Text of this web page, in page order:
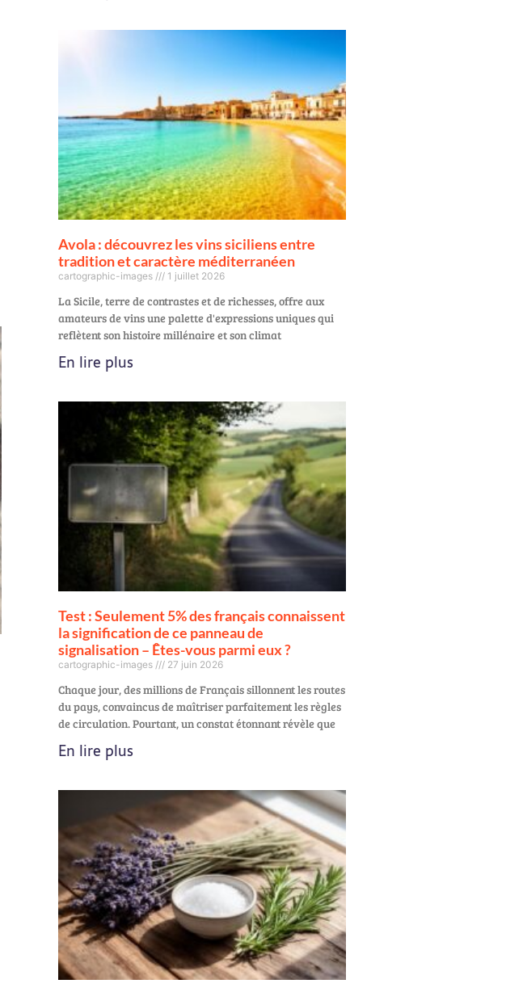
Avola : découvrez les vins siciliens entre
tradition et caractère méditerranéen
cartographic-images 1 juillet 2026
La Sicile, terre de contrastes et de richesses, offre aux
amateurs de vins une palette d'expressions uniques qui
reflètent son histoire millénaire et son climat
En lire plus
Test : Seulement 5% des français connaissent
la signification de ce panneau de
signalisation – Êtes-vous parmi eux ?
cartographic-images 27 juin 2026
Chaque jour, des millions de Français sillonnent les routes
du pays, convaincus de maîtriser parfaitement les règles
de circulation. Pourtant, un constat étonnant révèle que
En lire plus